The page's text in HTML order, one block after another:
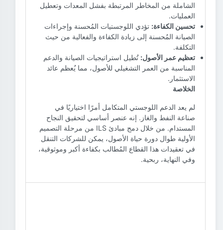
الشاملة من المخاطر المرتبطة بفشل المعدات وتعطيل
العمليات.
تحسين الكفاءة: تؤدي اللوجستيات المُحسنة وإجراءات
الصيانة المُحسنة إلى زيادة الكفاءة والفعالية من حيث
التكلفة.
تعظيم عمر الأصول: تُطيل استراتيجيات الصيانة والدعم
المناسبة من العمر التشغيلي للأصول، مما يُعظم عائد
الاستثمار.
الخلاصة
لم يعد الدعم اللوجستي المتكامل أمرًا اختياريًا في
صناعة النفط والغاز. إنه عنصر أساسي لتحقيق النجاح
المستدام. من خلال دمج مبادئ ILS من مرحلة التصميم
الأولية طوال دورة حياة الأصول، يمكن للشركات التنقل
في تعقيدات هذا القطاع المُطالب بكفاءة أكبر وموثوقية،
وفي النهاية، ربحية.